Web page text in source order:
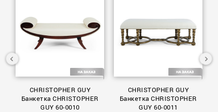
CHRISTOPHER GUY
Банкетка CHRISTOPHER
GUY 60-0010
CHRISTOPHER GUY
Банкетка CHRISTOPHER
GUY 60-0011